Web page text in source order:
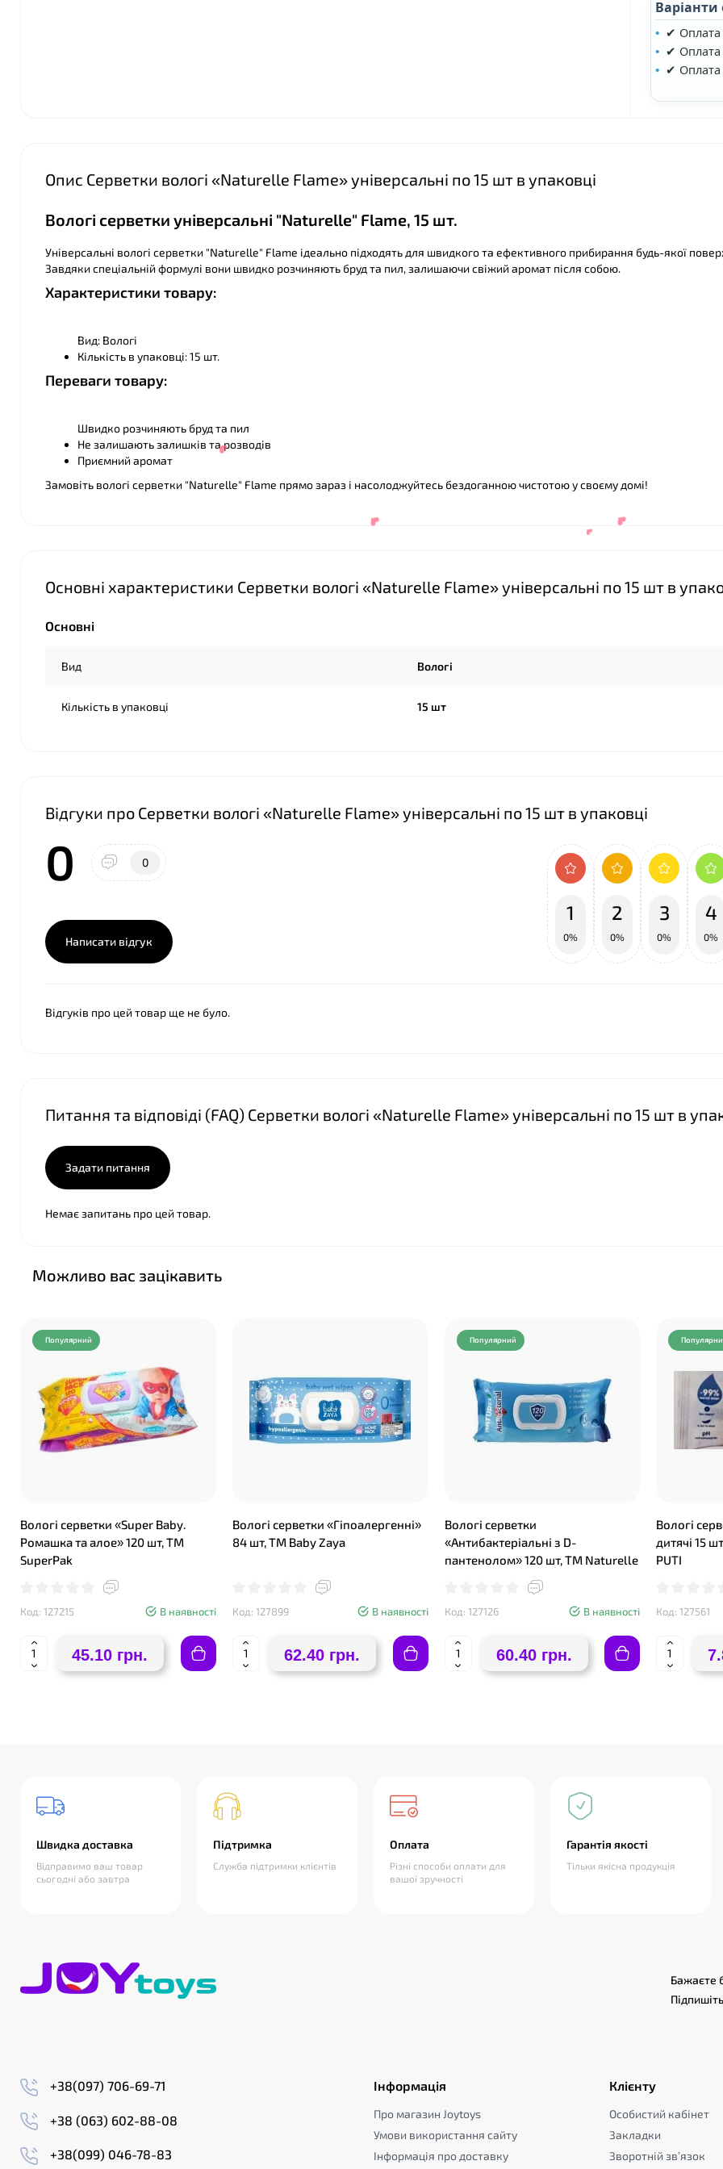
✔ Оплата
✔ Оплата
✔ Оплата
Опис Серветки вологі «Naturelle Flame» універсальні по 15 шт в упаковці
Вологі серветки універсальні "Naturelle" Flame, 15 шт.
Універсальні вологі серветки "Naturelle" Flame ідеально підходять для швидкого та ефективного прибирання будь-якої
Завдяки спеціальній формулі вони швидко розчиняють бруд та пил, залишаючи свіжий аромат після собою.
Характеристики товару:
Вид: Вологі
Кількість в упаковці: 15 шт.
Переваги товару:
Швидко розчиняють бруд та пил
Не залишають залишків та розводів
Приємний аромат
Замовіть вологі серветки "Naturelle" Flame прямо зараз і насолоджуйтесь бездоганною чистотою у своєму домі!
Основні характеристики Серветки вологі «Naturelle Flame» універсальні по 15 шт в
Основні
Вид Вологі
Кількість в упаковці 15 шт
Відгуки про Серветки вологі «Naturelle Flame» універсальні по 15 шт в упаковці
0 0
Написати відгук
1
0%
2
0%
3
0%
4
0%
Відгуків про цей товар ще не було.
Питання та відповіді (FAQ) Серветки вологі «Naturelle Flame» універсальні по 15 шт в
Задати питання
Немає запитань про цей товар.
Можливо вас зацікавить
Популярний
Вологі серветки «Super Baby.
Ромашка та алое» 120 шт, ТМ
SuperPak
Код: 127215 В наявності
45.10 грн.
Вологі серветки «Гіпоалергенні»
84 шт, ТМ Baby Zaya
Код: 127899 В наявності
62.40 грн.
Популярний
Вологі серветки
«Антибактеріальні з D-
пантенолом» 120 шт, ТМ Naturelle
Код: 127126 В наявності
60.40 грн.
Вологі
дитячі 15
PUTI
Код: 127561
Швидка доставка
Відправимо ваш товар
сьогодні або завтра
Підтримка
Служба підтримки клієнтів
Оплата
Різні способи оплати для
вашої зручності
Гарантія якості
Тільки якісна продукція
Бажаєте
+38(097) 706-69-71
+38 (063) 602-88-08
+38(099) 046-78-83
Інформація
Про магазин Joytoys
Умови використання сайту
Інформація про доставку
Клієнту
Особистий кабінет
Закладки
Зворотній зв’язок